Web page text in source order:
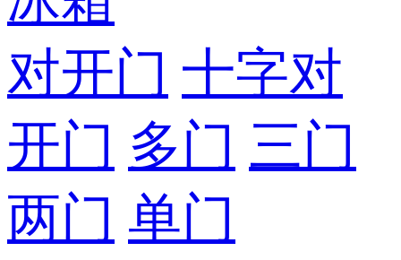
对开门 十字对
开门 多门 三门
两门 单门